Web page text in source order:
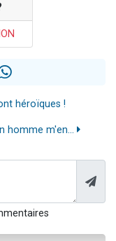
héroïques !
homme m'en...